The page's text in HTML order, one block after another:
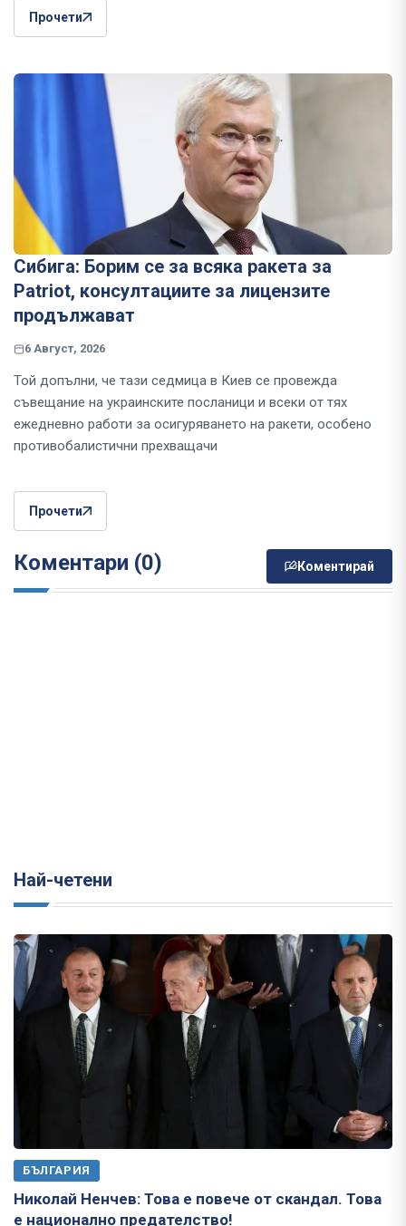
Прочети
Сибига: Борим се за всяка ракета за
Patriot, консултациите за лицензите
продължават
6 Август, 2026
Той допълни, че тази седмица в Киев се провежда
съвещание на украинските посланици и всеки от тях
ежедневно работи за осигуряването на ракети, особено
противобалистични прехващачи
Прочети
Коментари (0) Коментирай
Най-четени
БЪЛГАРИЯ
Николай Ненчев: Това е повече от скандал. Това
е национално предателство!